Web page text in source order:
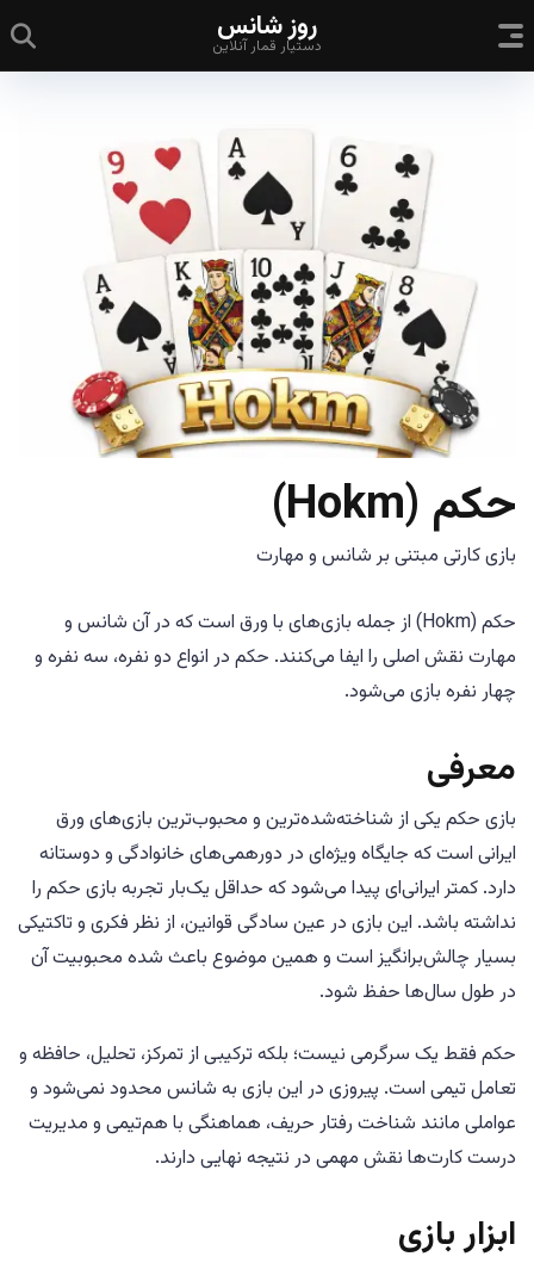
روز شانس
دستیار قمار آنلاین
حکم (Hokm)
بازی کارتی مبتنی بر شانس و مهارت
حکم (Hokm) از جمله بازی‌های با ورق است که در آن شانس و
مهارت نقش اصلی را ایفا می‌کنند. حکم در انواع دو نفره، سه نفره و
چهار نفره بازی می‌شود.
معرفی
بازی حکم یکی از شناخته‌شده‌ترین و محبوب‌ترین بازی‌های ورق
ایرانی است که جایگاه ویژه‌ای در دورهمی‌های خانوادگی و دوستانه
دارد. کمتر ایرانی‌ای پیدا می‌شود که حداقل یک‌بار تجربه بازی حکم را
نداشته باشد. این بازی در عین سادگی قوانین، از نظر فکری و تاکتیکی
بسیار چالش‌برانگیز است و همین موضوع باعث شده محبوبیت آن
در طول سال‌ها حفظ شود.
حکم فقط یک سرگرمی نیست؛ بلکه ترکیبی از تمرکز، تحلیل، حافظه و
تعامل تیمی است. پیروزی در این بازی به شانس محدود نمی‌شود و
عواملی مانند شناخت رفتار حریف، هماهنگی با هم‌تیمی و مدیریت
درست کارت‌ها نقش مهمی در نتیجه نهایی دارند.
ابزار بازی